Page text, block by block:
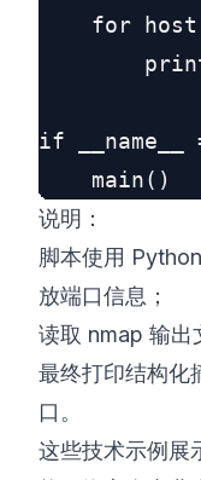
for
if __name__
说明：
脚本使用
放端口信息；
读取 nmap 输出
最终打印结构化
口。
这些技术示例展